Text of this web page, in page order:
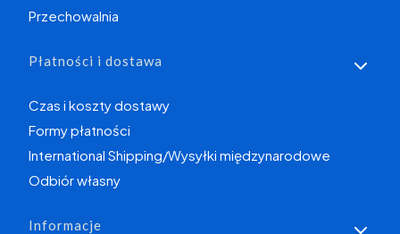
Przechowalnia
Płatności i dostawa
Czas i koszty dostawy
Formy płatności
International Shipping/Wysyłki międzynarodowe
Odbiór własny
Informacje